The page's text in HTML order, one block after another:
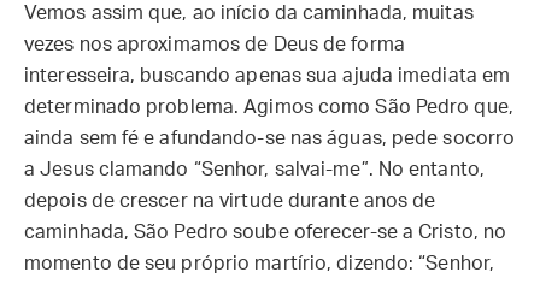
Vemos assim que, ao início da caminhada, muitas
vezes nos aproximamos de Deus de forma
interesseira, buscando apenas sua ajuda imediata em
determinado problema. Agimos como São Pedro que,
ainda sem fé e afundando-se nas águas, pede socorro
a Jesus clamando “Senhor, salvai-me”. No entanto,
depois de crescer na virtude durante anos de
caminhada, São Pedro soube oferecer-se a Cristo, no
momento de seu próprio martírio, dizendo: “Senhor,